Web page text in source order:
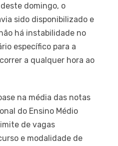
domingo, o
sido disponibilizado e
há instabilidade no
específico para a
a qualquer hora ao
na média das notas
do Ensino Médio
de vagas
e modalidade de